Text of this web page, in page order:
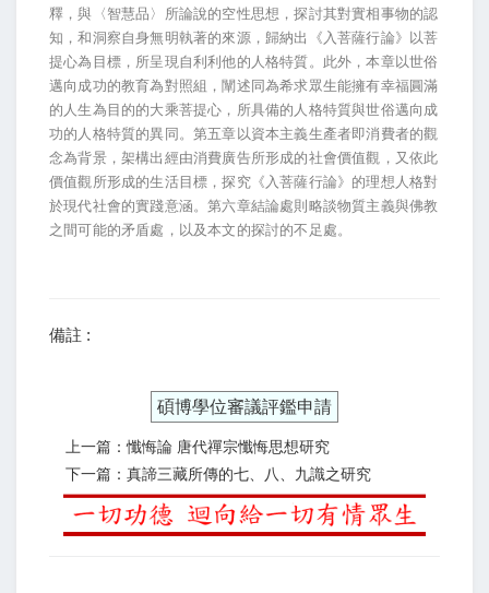
釋，與〈智慧品〉所論說的空性思想，探討其對實相事物的認
知，和洞察自身無明執著的來源，歸納出《入菩薩行論》以菩
提心為目標，所呈現自利利他的人格特質。此外，本章以世俗
邁向成功的教育為對照組，闡述同為希求眾生能擁有幸福圓滿
的人生為目的的大乘菩提心，所具備的人格特質與世俗邁向成
功的人格特質的異同。第五章以資本主義生產者即消費者的觀
念為背景，架構出經由消費廣告所形成的社會價值觀，又依此
價值觀所形成的生活目標，探究《入菩薩行論》的理想人格對
於現代社會的實踐意涵。第六章結論處則略談物質主義與佛教
之間可能的矛盾處，以及本文的探討的不足處。
備註 :
碩博學位審議評鑑申請
上一篇：懺悔論 唐代禪宗懺悔思想研究
下一篇：真諦三藏所傳的七、八、九識之研究